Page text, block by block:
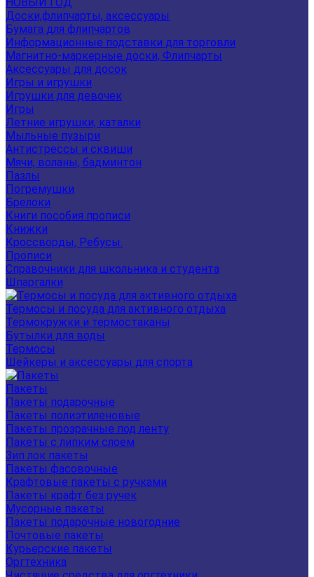
Доски,флипчарты, аксессуары
Бумага для флипчартов
Информационные подставки для торговли
Магнитно-маркерные доски, Флипчарты
Аксессуары для досок
Игры и игрушки
Игрушки для девочек
Игры
Летние игрушки, каталки
Мыльные пузыри
Антистрессы и сквиши
Мячи, воланы, бадминтон
Пазлы
Погремушки
Брелоки
Книги пособия прописи
Книжки
Кроссворды, Ребусы.
Прописи
Справочники для школьника и студента
Шпаргалки
Термосы и посуда для активного отдыха
Термокружки и термостаканы
Бутылки для воды
Термосы
Шейкеры и аксессуары для спорта
Пакеты
Пакеты подарочные
Пакеты полиэтиленовые
Пакеты прозрачные под ленту
Пакеты с липким слоем
Зип лок пакеты
Пакеты фасовочные
Крафтовые пакеты с ручками
Пакеты крафт без ручек
Мусорные пакеты
Пакеты подарочные новогодние
Почтовые пакеты
Курьерские пакеты
Оргтехника